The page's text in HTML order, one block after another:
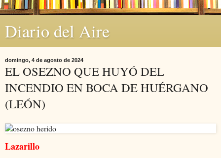
Diario del Aire
domingo, 4 de agosto de 2024
EL OSEZNO QUE HUYÓ DEL
INCENDIO EN BOCA DE HUÉRGANO
(LEÓN)
Lazarillo